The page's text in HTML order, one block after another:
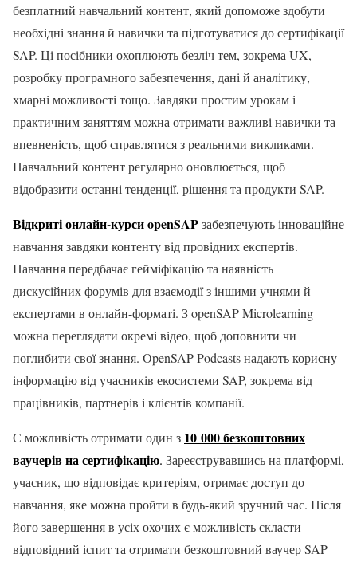
безплатний навчальний контент, який допоможе здобути
необхідні знання й навички та підготуватися до сертифікації
SAP. Ці посібники охоплюють безліч тем, зокрема UX,
розробку програмного забезпечення, дані й аналітику,
хмарні можливості тощо. Завдяки простим урокам і
практичним заняттям можна отримати важливі навички та
впевненість, щоб справлятися з реальними викликами.
Навчальний контент регулярно оновлюється, щоб
відобразити останні тенденції, рішення та продукти SAP.
Відкриті онлайн-курси openSAPзабезпечують інноваційне
навчання завдяки контенту від провідних експертів.
Навчання передбачає гейміфікацію та наявність
дискусійних форумів для взаємодії з іншими учнями й
експертами в онлайн-форматі. З openSAP Microlearning
можна переглядати окремі відео, щоб доповнити чи
поглибити свої знання. OpenSAP Podcasts надають корисну
інформацію від учасників екосистеми SAP, зокрема від
працівників, партнерів і клієнтів компанії.
Є можливість отримати один з 10 000 безкоштовних
ваучерів на сертифікацію. Зареєструвавшись на платформі,
учасник, що відповідає критеріям, отримає доступ до
навчання, яке можна пройти в будь-який зручний час. Після
його завершення в усіх охочих є можливість скласти
відповідний іспит та отримати безкоштовний ваучер SAP